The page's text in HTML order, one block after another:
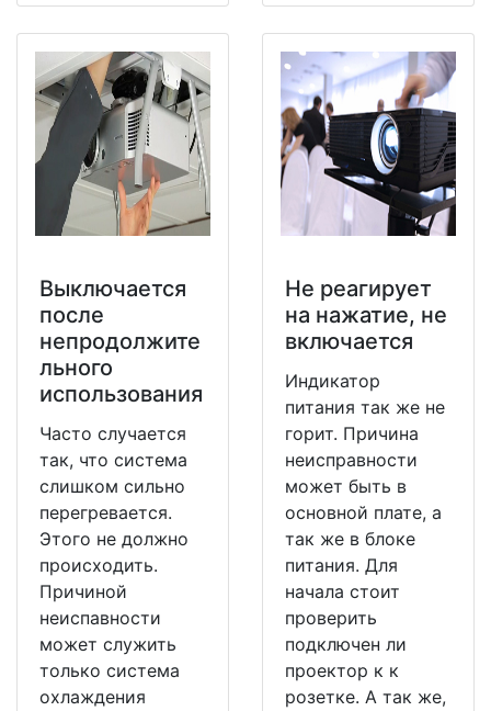
Выключается
после
непродолжите
льного
использования
Часто случается
так, что система
слишком сильно
перегревается.
Этого не должно
происходить.
Причиной
неиспавности
может служить
только система
охлаждения
Не реагирует
на нажатие, не
включается
Индикатор
питания так же не
горит. Причина
неисправности
может быть в
основной плате, а
так же в блоке
питания. Для
начала стоит
проверить
подключен ли
проектор к к
розетке. А так же,